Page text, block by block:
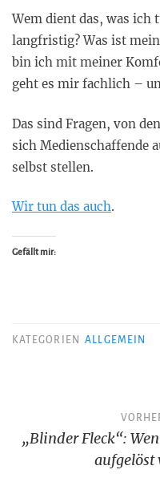
Wem dient das, was
langfristig? Was ist
bin ich mit meiner
geht es mir fachlich –
Das sind Fragen, von
sich Medienschaffende
selbst stellen.
Wir tun das auch.
Gefällt mir:
KATEGORIEN ALLGEMEIN
„Blinder Fleck“:
aufgelöst